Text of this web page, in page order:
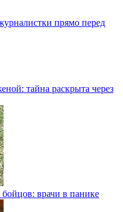
прямо перед
тайна раскрыта через
врачи в панике